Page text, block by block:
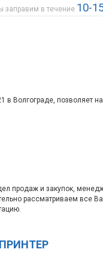
заправим в течение 10-
в Волгограде, позволяет
продаж и закупок,
рассматриваем все